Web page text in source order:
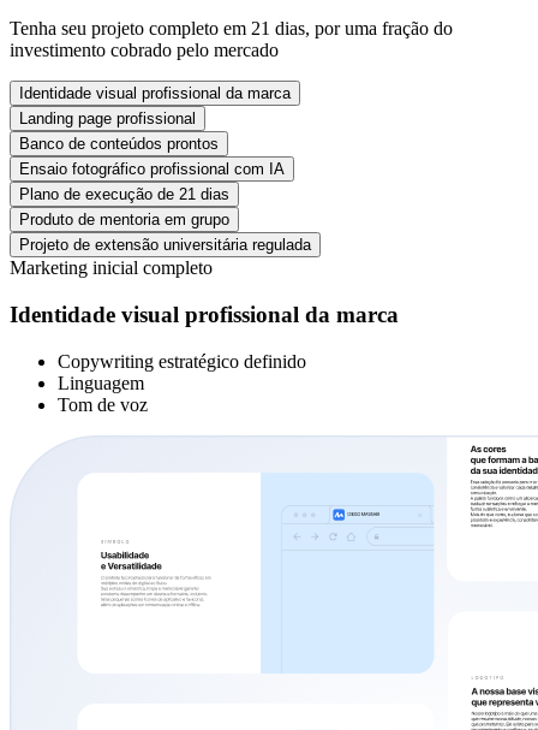
Tenha seu projeto completo em 21 dias, por uma fração do
investimento cobrado pelo mercado
Identidade visual profissional da marca
Landing page profissional
Banco de conteúdos prontos
Ensaio fotográfico profissional com IA
Plano de execução de 21 dias
Produto de mentoria em grupo
Projeto de extensão universitária regulada
Marketing inicial completo
Identidade visual profissional da marca
Copywriting estratégico definido
Linguagem
Tom de voz